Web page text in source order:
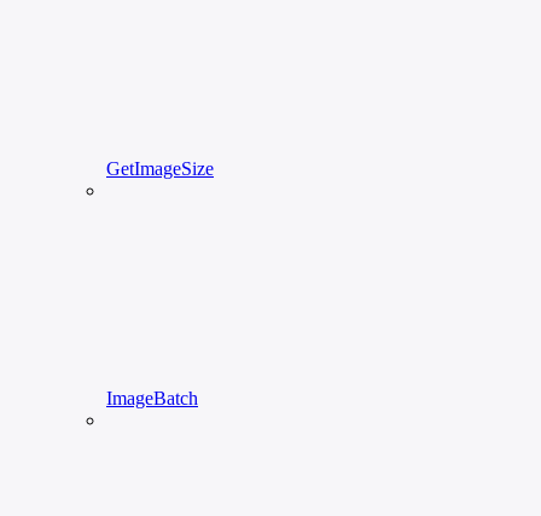
GetImageSize
ImageBatch